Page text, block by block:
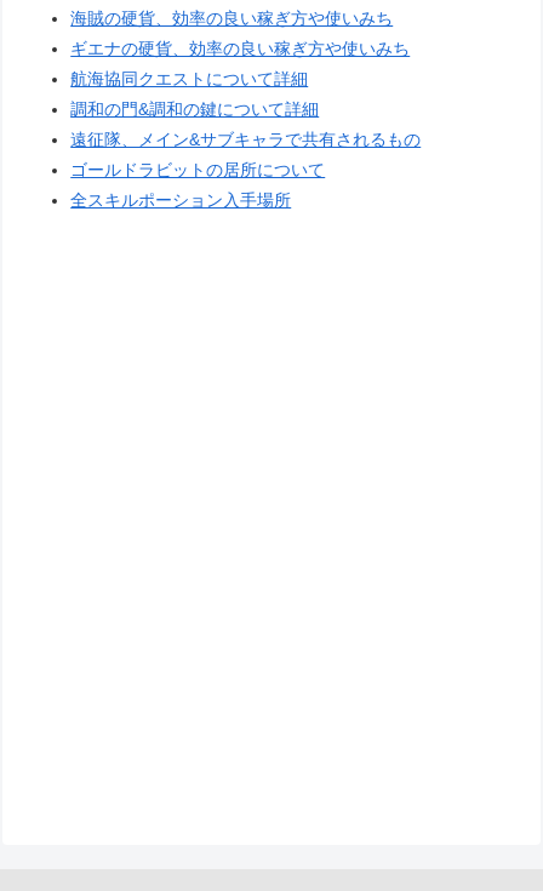
海賊の硬貨、効率の良い稼ぎ方や使いみち
ギエナの硬貨、効率の良い稼ぎ方や使いみち
航海協同クエストについて詳細
調和の門&調和の鍵について詳細
遠征隊、メイン&サブキャラで共有されるもの
ゴールドラビットの居所について
全スキルポーション入手場所